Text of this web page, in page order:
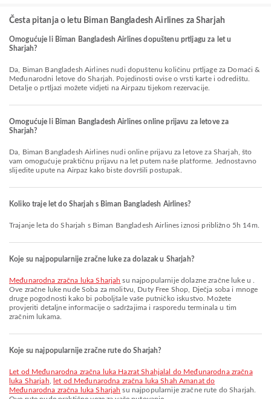
Česta pitanja o letu Biman Bangladesh Airlines za Sharjah
Omogućuje li Biman Bangladesh Airlines dopuštenu prtljagu za let u
Sharjah?
Da, Biman Bangladesh Airlines nudi dopuštenu količinu prtljage za Domaći &
Međunarodni letove do Sharjah. Pojedinosti ovise o vrsti karte i odredištu.
Detalje o prtljazi možete vidjeti na Airpazu tijekom rezervacije.
Omogućuje li Biman Bangladesh Airlines online prijavu za letove za
Sharjah?
Da, Biman Bangladesh Airlines nudi online prijavu za letove za Sharjah, što
vam omogućuje praktičnu prijavu na let putem naše platforme. Jednostavno
slijedite upute na Airpaz kako biste dovršili postupak.
Koliko traje let do Sharjah s Biman Bangladesh Airlines?
Trajanje leta do Sharjah s Biman Bangladesh Airlines iznosi približno 5h 14m.
Koje su najpopularnije zračne luke za dolazak u Sharjah?
Međunarodna zračna luka Sharjah su najpopularnije dolazne zračne luke u .
Ove zračne luke nude Soba za molitvu, Duty Free Shop, Dječja soba i mnoge
druge pogodnosti kako bi poboljšale vaše putničko iskustvo. Možete
provjeriti detaljne informacije o sadržajima i rasporedu terminala u tim
zračnim lukama.
Koje su najpopularnije zračne rute do Sharjah?
let od Međunarodna zračna luka Hazrat Shahjalal do Međunarodna zračna
luka Sharjah
let od Međunarodna zračna luka Shah Amanat do
Međunarodna zračna luka Sharjah su najpopularnije zračne rute do Sharjah.